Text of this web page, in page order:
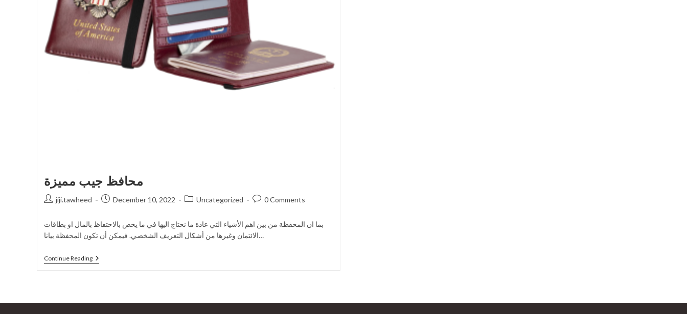
محافظ جيب مميزة
jiji.tawheed December 10, 2022 Uncategorized 0 Comments
بما ان المحفظة من بين اهم الأشياء التي عادة ما نحتاج اليها في ما يخص بالاحتفاظ بالمال او بطاقات
الائتمان وغيرها من أشكال التعريف الشخصي. فيمكن أن تكون المحفظة بيانا…
Continue Reading